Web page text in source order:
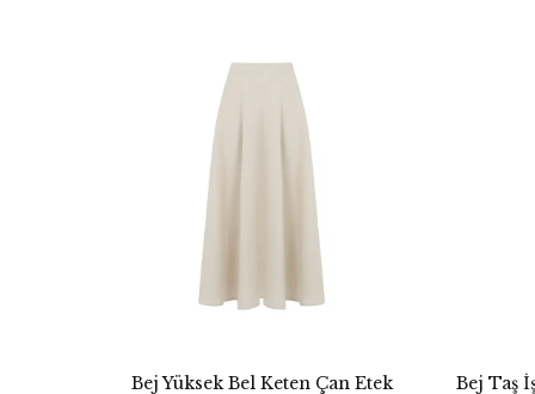
Bej Yüksek Bel Keten Çan Etek Bej Taş